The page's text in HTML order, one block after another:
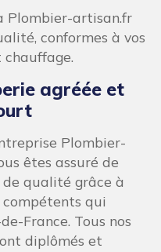
Plombier-artisan.fr
conformes à vos
agréée et
Plombier-
êtes assuré de
qualité grâce à
qui
France. Tous nos
diplômés et